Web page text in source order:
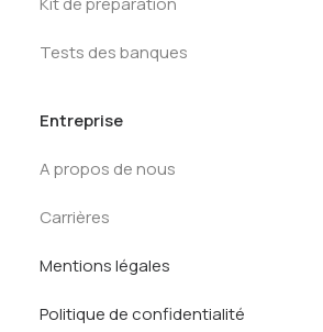
Tests des banques
Entreprise
A propos de nous
Carrières
Mentions légales
Politique de confidentialité